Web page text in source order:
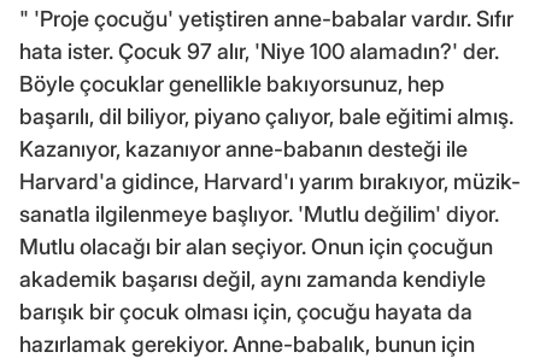
" 'Proje çocuğu' yetiştiren anne-babalar vardır. Sıfır
hata ister. Çocuk 97 alır, 'Niye 100 alamadın?' der.
Böyle çocuklar genellikle bakıyorsunuz, hep
başarılı, dil biliyor, piyano çalıyor, bale eğitimi almış.
Kazanıyor, kazanıyor anne-babanın desteği ile
Harvard'a gidince, Harvard'ı yarım bırakıyor, müzik-
sanatla ilgilenmeye başlıyor. 'Mutlu değilim' diyor.
Mutlu olacağı bir alan seçiyor. Onun için çocuğun
akademik başarısı değil, aynı zamanda kendiyle
barışık bir çocuk olması için, çocuğu hayata da
hazırlamak gerekiyor. Anne-babalık, bunun için